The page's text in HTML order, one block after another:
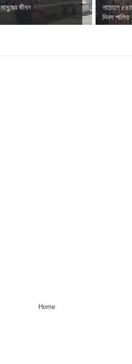
মানুষের জীবন
নাচোলে
দিবস পালিত
Home